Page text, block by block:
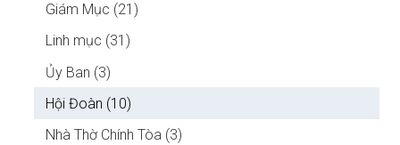
Giám Mục (21)
Linh mục (31)
Ủy Ban (3)
Hội Đoàn (10)
Nhà Thờ Chính Tòa (3)